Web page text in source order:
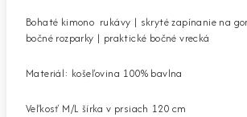
Bohaté kimono rukávy | skryté zapínanie na
bočné rozparky | praktické bočné vrecká
Materiál: košeľovina 100% bavlna
Veľkosť M/L šírka v prsiach 120 cm